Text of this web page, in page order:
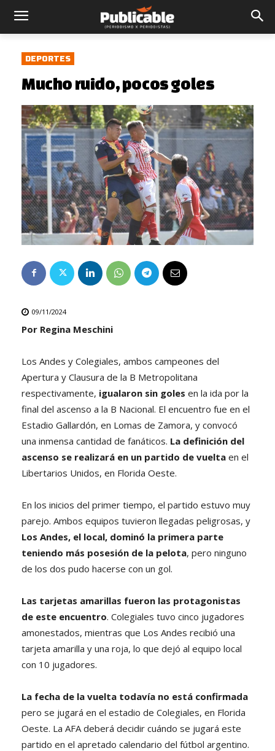
DEPORTES
Mucho ruido, pocos goles
09/11/2024
Por Regina Meschini
Los Andes y Colegiales, ambos campeones del
Apertura y Clausura de la B Metropolitana
respectivamente, igualaron sin goles en la ida por la
final del ascenso a la B Nacional. El encuentro fue en el
Estadio Gallardón, en Lomas de Zamora, y convocó
una inmensa cantidad de fanáticos. La definición del
ascenso se realizará en un partido de vuelta en el
Libertarios Unidos, en Florida Oeste.
En los inicios del primer tiempo, el partido estuvo muy
parejo. Ambos equipos tuvieron llegadas peligrosas, y
Los Andes, el local, dominó la primera parte
teniendo más posesión de la pelota, pero ninguno
de los dos pudo hacerse con un gol.
Las tarjetas amarillas fueron las protagonistas
de este encuentro. Colegiales tuvo cinco jugadores
amonestados, mientras que Los Andes recibió una
tarjeta amarilla y una roja, lo que dejó al equipo local
con 10 jugadores.
La fecha de la vuelta todavía no está confirmada
pero se jugará en el estadio de Colegiales, en Florida
Oeste. La AFA deberá decidir cuándo se jugará este
partido en el apretado calendario del fútbol argentino.